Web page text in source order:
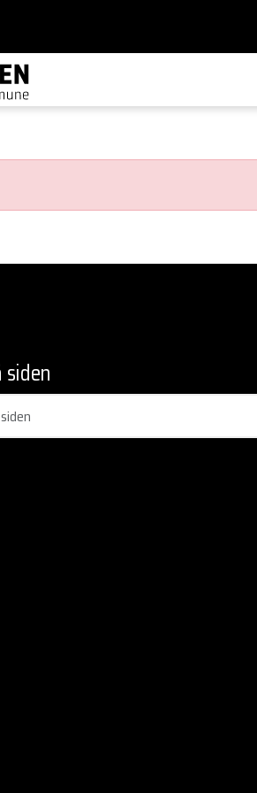
siden